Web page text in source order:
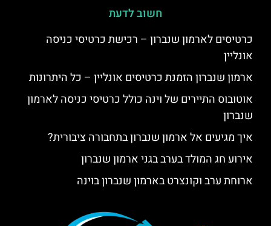
חשוב לדעת
כרטיסים לארמון שנברון – רכישת כרטיסי כניסה
אונליין
ארמון שנברון הזמנת כרטיסים אונליין – כל היתרונות
אוטובוס התיירים של וינה כולל כרטיסי כניסה לארמון
שנברון
איך מגיעים אל ארמון שנברון בתחבורה ציבורית?
אירוע חג המולד בערב בגני ארמון שנברון
ארוחת ערב וקונצרט בארמון שנברון בוינה